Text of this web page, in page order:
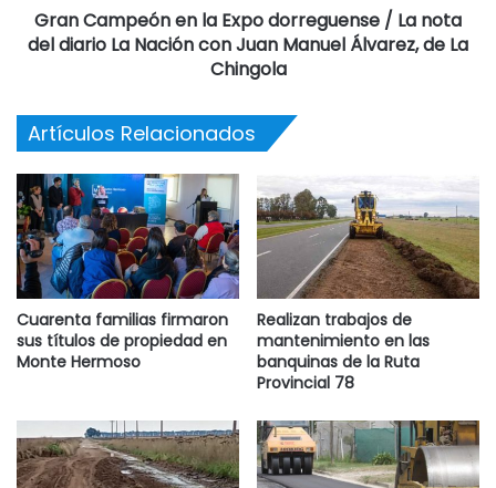
Gran Campeón en la Expo dorreguense / La nota
del diario La Nación con Juan Manuel Álvarez, de La
Chingola
Artículos Relacionados
Cuarenta familias firmaron
sus títulos de propiedad en
Monte Hermoso
Realizan trabajos de
mantenimiento en las
banquinas de la Ruta
Provincial 78